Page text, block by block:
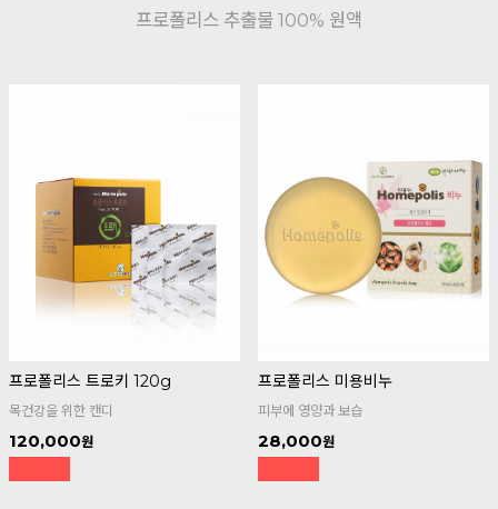
프로폴리스 추출물 100% 원액
프로폴리스 트로키 120g
목건강을 위한 캔디
120,000
프로폴리스 미용비누
피부에 영양과 보습
28,000